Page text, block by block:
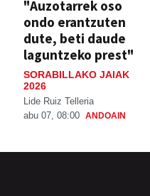
"Auzotarrek oso
ondo erantzuten
dute, beti daude
laguntzeko prest"
SORABILLAKO JAIAK
2026
Lide Ruiz Telleria
abu 07, 08:00 ANDOAIN